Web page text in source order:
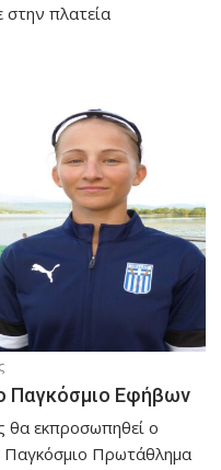
στην πλατεία
Παγκόσμιο Εφήβων
θα εκπροσωπηθεί ο
Παγκόσμιο Πρωτάθλημα